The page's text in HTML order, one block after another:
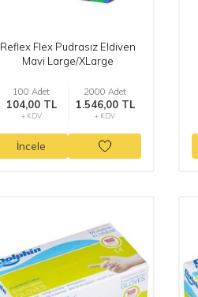
Reflex Flex Pudrasız Eldiven
Mavi Large/XLarge
100 Adet
104,00 TL
+ KDV
2000 Adet
1.546,00 TL
+ KDV
İncele